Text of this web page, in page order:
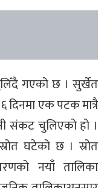
गएको छ । सुर्खेत
दिनमा एक पटक मात्रै
संकट चुलिएको हो ।
घटेको छ । स्रोत
नयाँ तालिका